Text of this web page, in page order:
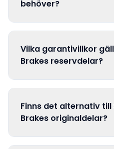
behöver?
Vilka garantivillkor
Brakes reservdelar?
Finns det alternativ
Brakes originaldelar?